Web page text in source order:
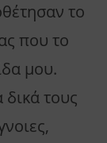
το
που το
μου.
τους